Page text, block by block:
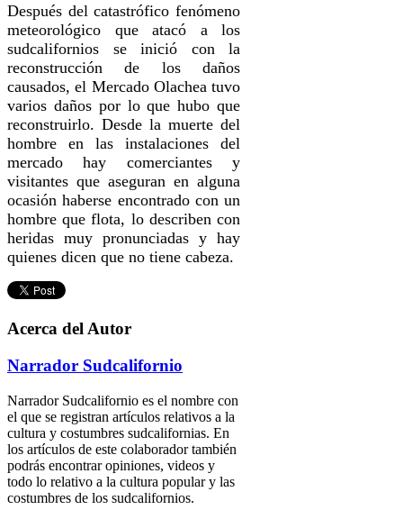
Después del catastrófico fenómeno
meteorológico que atacó a los
sudcalifornios se inició con la
reconstrucción de los daños
causados, el Mercado Olachea tuvo
varios daños por lo que hubo que
reconstruirlo. Desde la muerte del
hombre en las instalaciones del
mercado hay comerciantes y
visitantes que aseguran en alguna
ocasión haberse encontrado con un
hombre que flota, lo describen con
heridas muy pronunciadas y hay
quienes dicen que no tiene cabeza.
Acerca del Autor
Narrador Sudcalifornio
Narrador Sudcalifornio es el nombre con
el que se registran artículos relativos a la
cultura y costumbres sudcalifornias. En
los artículos de este colaborador también
podrás encontrar opiniones, videos y
todo lo relativo a la cultura popular y las
costumbres de los sudcalifornios.